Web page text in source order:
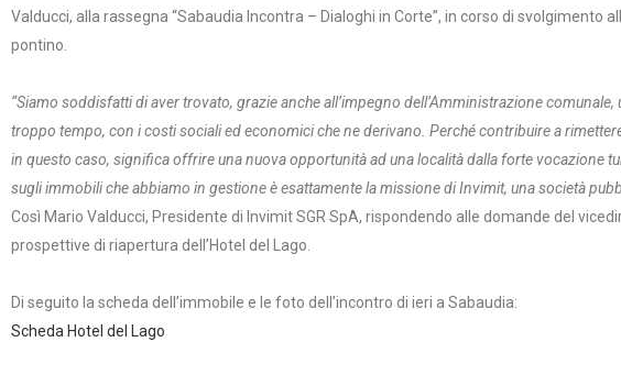
Valducci, alla rassegna “Sabaudia Incontra – Dialoghi in Corte”, in corso di svolgimento
pontino.
“Siamo soddisfatti di aver trovato, grazie anche all’impegno dell’Amministrazione
troppo tempo, con i costi sociali ed economici che ne derivano. Perché contribuire a
in questo caso, significa offrire una nuova opportunità ad una località dalla forte vocazione
sugli immobili che abbiamo in gestione è esattamente la missione di Invimit, una società
Così Mario Valducci, Presidente di Invimit SGR SpA, rispondendo alle domande del
prospettive di riapertura dell’Hotel del Lago.
Di seguito la scheda dell’immobile e le foto dell’incontro di ieri a Sabaudia:
Scheda Hotel del Lago